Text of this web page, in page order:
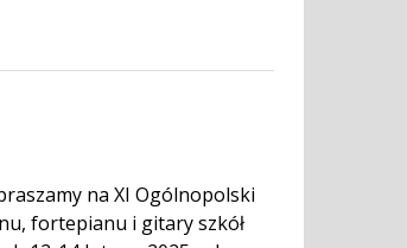
na XI Ogólnopolski
fortepianu i gitary szkół